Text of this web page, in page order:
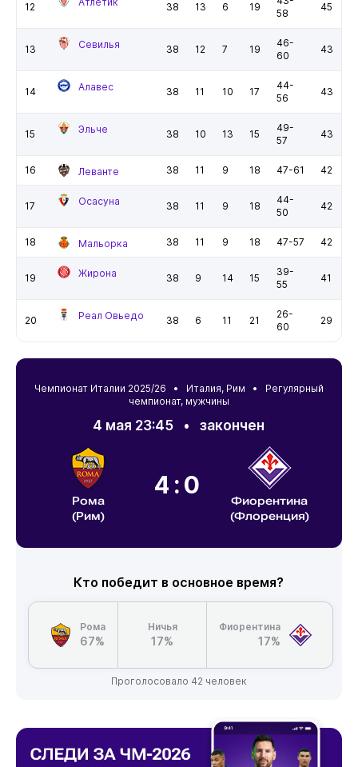
12 38 13 6 19
58
45
13 Севилья 38 12 7 19
46-
60
43
14 Алавес 38 11 10 17
44-
56
43
15 Эльче 38 10 13 15
49-
57
43
16 Леванте 38 11 9 18 47-61 42
17 Осасуна 38 11 9 18
44-
50
42
18 Мальорка 38 11 9 18 47-57 42
19 Жирона 38 9 14 15
39-
55
41
20 Реал Овьедо 38 6 11 21
26-
60
29
Чемпионат Италии 2025/26 • Италия, Рим • Регулярный
чемпионат, мужчины
4 мая 23:45 •закончен
Рома
(Рим)
4:0
Фиорентина
(Флоренция)
Кто победит в основное время?
Рома
67%
Ничья
17%
Фиорентина
17%
Проголосовало 42 человек